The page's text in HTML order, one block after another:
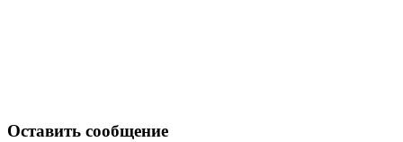
Оставить сообщение